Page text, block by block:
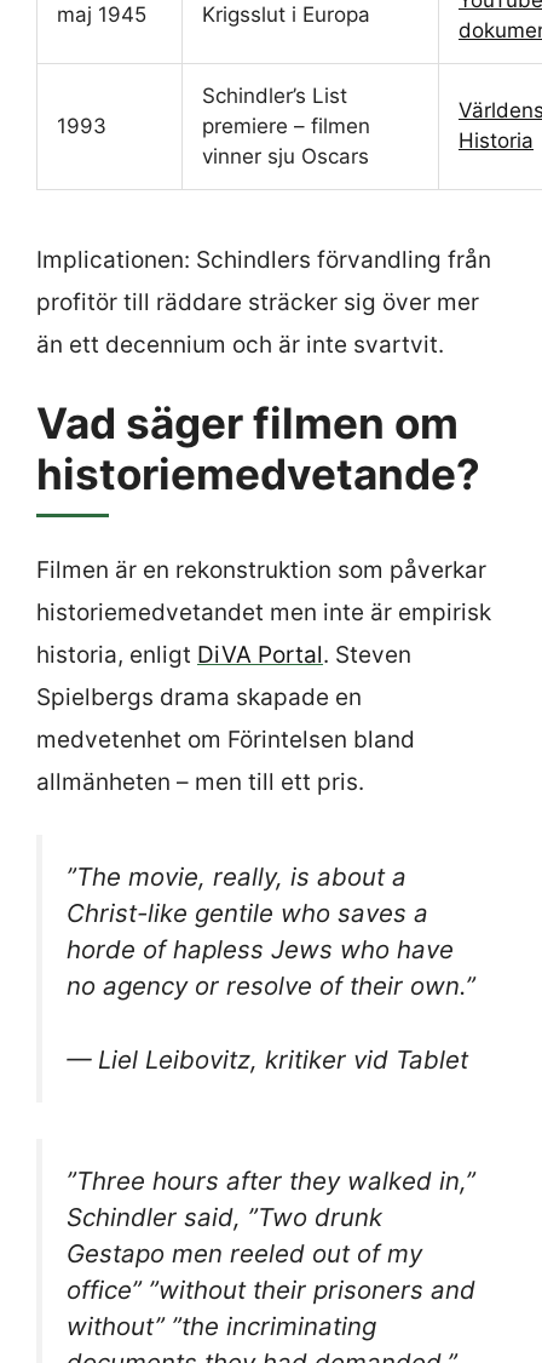
maj 1945 Krigsslut i Europa
1993
Schindler’s List
premiere – filmen
vinner sju Oscars
Historia
Implicationen: Schindlers förvandling från
profitör till räddare sträcker sig över mer
än ett decennium och är inte svartvit.
Vad säger filmen om
historiemedvetande?
Filmen är en rekonstruktion som påverkar
historiemedvetandet men inte är empirisk
historia, enligt DiVA Portal. Steven
Spielbergs drama skapade en
medvetenhet om Förintelsen bland
allmänheten – men till ett pris.
”The movie, really, is about a
Christ-like gentile who saves a
horde of hapless Jews who have
no agency or resolve of their own.”
— Liel Leibovitz, kritiker vid Tablet
”Three hours after they walked in,”
Schindler said, ”Two drunk
Gestapo men reeled out of my
office” ”without their prisoners and
without” ”the incriminating